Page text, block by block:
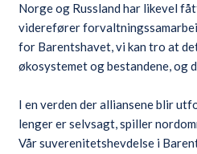
Norge og Russland har likevel
viderefører
for Barentshavet, vi kan tro at
økosystemet og bestandene, og
I en verden der alliansene blir
lenger er selvsagt, spiller
Vår suverenitetshevdelse i